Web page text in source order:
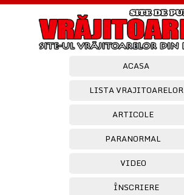
ACASA
LISTA VRAJITOARELOR
ARTICOLE
PARANORMAL
VIDEO
ÎNSCRIERE